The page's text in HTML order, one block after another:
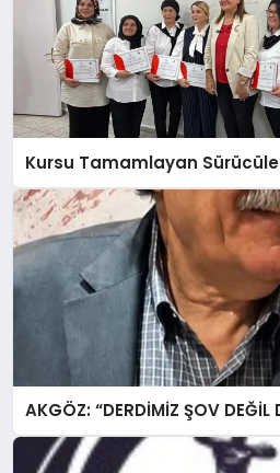
Kursu Tamamlayan
AKGÖZ: “DERDİMİZ ŞOV DEĞİL